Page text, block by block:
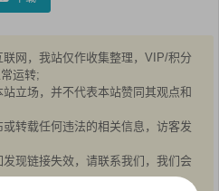
网，我站仅作收集整理，VIP/积分
运转;
立场，并不代表本站赞同其观点和
转载任何违法的相关信息，访客发
现链接失效，请联系我们，我们会